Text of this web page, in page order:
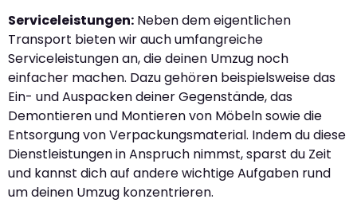
Serviceleistungen: Neben dem eigentlichen
Transport bieten wir auch umfangreiche
Serviceleistungen an, die deinen Umzug noch
einfacher machen. Dazu gehören beispielsweise das
Ein- und Auspacken deiner Gegenstände, das
Demontieren und Montieren von Möbeln sowie die
Entsorgung von Verpackungsmaterial. Indem du diese
Dienstleistungen in Anspruch nimmst, sparst du Zeit
und kannst dich auf andere wichtige Aufgaben rund
um deinen Umzug konzentrieren.